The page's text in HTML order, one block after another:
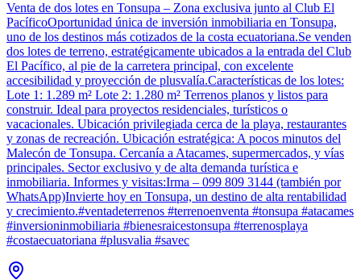
Venta de dos lotes en Tonsupa – Zona exclusiva junto al Club El
PacíficoOportunidad única de inversión inmobiliaria en Tonsupa,
uno de los destinos más cotizados de la costa ecuatoriana.Se venden
dos lotes de terreno, estratégicamente ubicados a la entrada del Club
El Pacífico, al pie de la carretera principal, con excelente
accesibilidad y proyección de plusvalía.Características de los lotes:
Lote 1: 1.289 m² Lote 2: 1.280 m² Terrenos planos y listos para
construir. Ideal para proyectos residenciales, turísticos o
vacacionales. Ubicación privilegiada cerca de la playa, restaurantes
y zonas de recreación. Ubicación estratégica: A pocos minutos del
Malecón de Tonsupa. Cercanía a Atacames, supermercados, y vías
principales. Sector exclusivo y de alta demanda turística e
inmobiliaria. Informes y visitas:Irma – 099 809 3144 (también por
WhatsApp)Invierte hoy en Tonsupa, un destino de alta rentabilidad
y crecimiento.#ventadeterrenos #terrenoenventa #tonsupa #atacames
#inversioninmobiliaria #bienesraicestonsupa #terrenosplaya
#costaecuatoriana #plusvalia #savec